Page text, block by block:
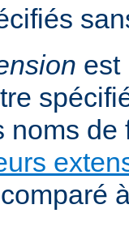
est
noms de